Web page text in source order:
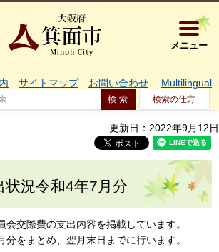
大阪府箕
メニュー
サイトマップ お問い合わせ Multilingual
検索の仕方
更新日：2022年9月12日
状況令和4年7月分
会交際費の支出内容を掲載しています。
分をまとめ、翌月末日までに行います。